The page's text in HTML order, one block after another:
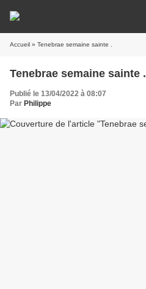
Accueil » Tenebrae semaine sainte .
Tenebrae semaine sainte .
Publié le 13/04/2022 à 08:07
Par Philippe